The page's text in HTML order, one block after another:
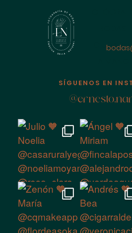
CIUDAD
SÍGUENOS EN